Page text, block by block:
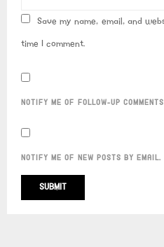
Save my name, email, and
time I comment.
NOTIFY ME OF FOLLOW-UP
NOTIFY ME OF NEW POSTS BY EMAIL.